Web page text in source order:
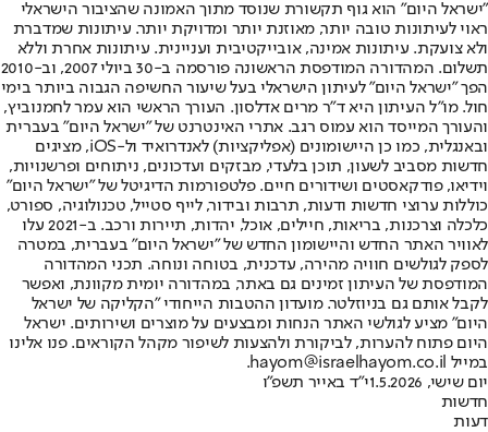
"ישראל היום" הוא גוף תקשורת שנוסד מתוך האמונה שהציבור הישראלי
ראוי לעיתונות טובה יותר, מאוזנת יותר ומדויקת יותר. עיתונות שמדברת
ולא צועקת. עיתונות אמינה, אובייקטיבית ועניינית. עיתונות אחרת וללא
תשלום. המהדורה המודפסת הראשונה פורסמה ב-30 ביולי 2007, וב-2010
הפך "ישראל היום" לעיתון הישראלי בעל שיעור החשיפה הגבוה ביותר בימי
חול. מו"ל העיתון היא ד"ר מרים אדלסון. העורך הראשי הוא עמר לחמנוביץ,
והעורך המייסד הוא עמוס רגב. אתרי האינטרנט של "ישראל היום" בעברית
ובאנגלית, כמו כן היישומונים (אפליקציות) לאנדרואיד ול-iOS, מציגים
חדשות מסביב לשעון, תוכן בלעדי, מבזקים ועדכונים, ניתוחים ופרשנויות,
וידיאו, פודקאסטים ושידורים חיים. פלטפורמות הדיגיטל של "ישראל היום"
כוללות ערוצי חדשות ודעות, תרבות ובידור, לייף סטייל, טכנולוגיה, ספורט,
כלכלה וצרכנות, בריאות, חיילים, אוכל, יהדות, תיירות ורכב. ב-2021 עלו
לאוויר האתר החדש והיישומון החדש של "ישראל היום" בעברית, במטרה
לספק לגולשים חוויה מהירה, עדכנית, בטוחה ונוחה. תכני המהדורה
המודפסת של העיתון זמינים גם באתר, במהדורה יומית מקוונת, ואפשר
לקבל אותם גם בניוזלטר. מועדון ההטבות הייחודי "הקליקה של ישראל
היום" מציע לגולשי האתר הנחות ומבצעים על מוצרים ושירותים. ישראל
היום פתוח להערות, לביקורת ולהצעות לשיפור מקהל הקוראים. פנו אלינו
במייל hayom@israelhayom.co.il.
יום שישי, 1.5.2026
י"ד באייר תשפ"ו
חדשות
דעות